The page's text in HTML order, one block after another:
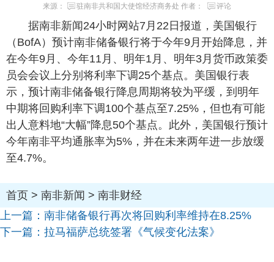
来源：
驻南非共和国大使馆经济商务处 作者： 评论
据南非新闻24小时网站7月22日报道，美国银行
（BofA）预计南非储备银行将于今年9月开始降息，并
在今年9月、今年11月、明年1月、明年3月货币政策委
员会会议上分别将利率下调25个基点。美国银行表
示，预计南非储备银行降息周期将较为平缓，到明年
中期将回购利率下调100个基点至7.25%，但也有可能
出人意料地“大幅”降息50个基点。此外，美国银行预计
今年南非平均通胀率为5%，并在未来两年进一步放缓
至4.7%。
首页 > 南非新闻 > 南非财经
上一篇： 南非储备银行再次将回购利率维持在8.25%
下一篇： 拉马福萨总统签署《气候变化法案》